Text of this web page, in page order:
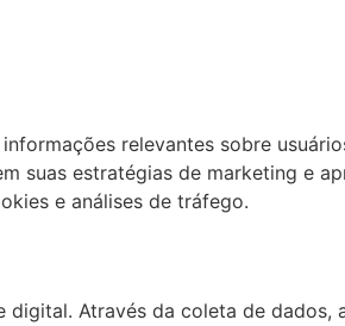
relevantes sobre
suas estratégias de marketing e
e análises de tráfego.
Através da coleta de dados,